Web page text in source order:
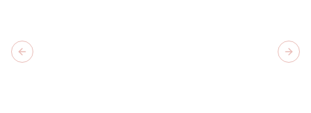
Previous slide